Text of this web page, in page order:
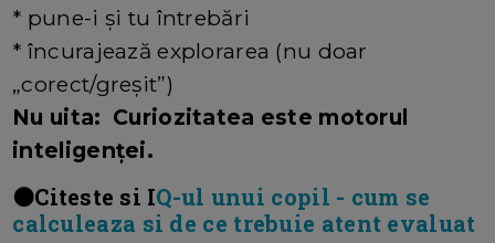
* pune-i și tu întrebări
* încurajează explorarea (nu doar
„corect/greșit”)
Nu uita: Curiozitatea este motorul
inteligenței.
🟠Citeste si IQ-ul unui copil - cum se
calculeaza si de ce trebuie atent evaluat